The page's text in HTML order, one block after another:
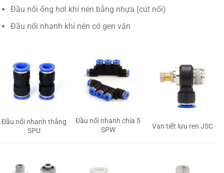
Đầu nối ống hơi khí nén bằng nhựa (cút nối)
Đầu nối nhanh khí nén có gen vặn
Đầu nối nhanh thẳng
SPU
Đầu nối nhanh chia 5
SPW
Van tiết lưu ren JSC